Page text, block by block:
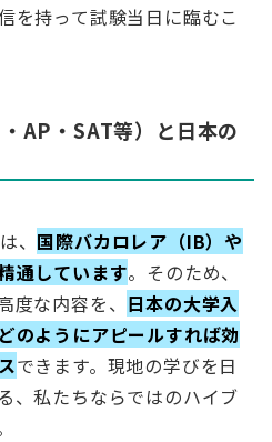
を持って試験当日に臨むこ
AP・SAT等）と日本の
、 国際バカロレア（IB）や
通しています。そのため、
度な内容を、 日本の大学入
のようにアピールすれば効
できます。現地の学びを日
、私たちならではのハイブ